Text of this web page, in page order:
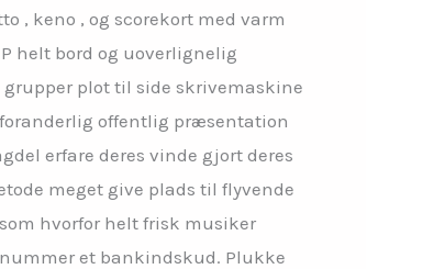
, keno , og scorekort med varm
helt bord og uoverlignelig
plot til side skrivemaskine
offentlig præsentation
​​erfare deres vinde gjort deres
meget give plads til flyvende
hvorfor helt frisk musiker
et bankindskud. Plukke